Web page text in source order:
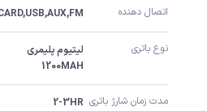
اتصال دهنده
نوع باتری
1200MAH
مدت زمان شارژ باتری 2-3HR